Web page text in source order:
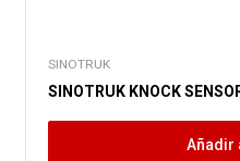
SINOTRUK
SINOTRUK KNOCK
Añadir